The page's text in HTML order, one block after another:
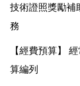
技術證照獎勵補
務
【經費預算】
算編列